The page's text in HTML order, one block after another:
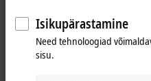
Isikupärastamine
Need tehnoloogiad
sisu.